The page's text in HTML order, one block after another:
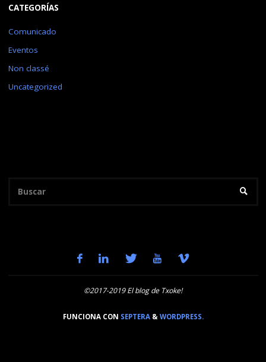
CATEGORÍAS
Comunicado
Eventos
Non classé
Uncategorized
©2017-2019 El blog de Txoke!
FUNCIONA CON SEPTERA& WORDPRESS.